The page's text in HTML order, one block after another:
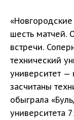
шесть матчей.
встречи.
технический
университет
засчитаны
обыграла
университета